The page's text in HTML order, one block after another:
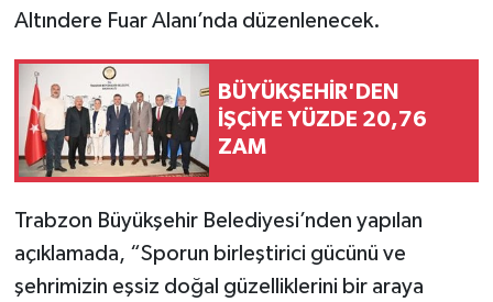
Altındere Fuar Alanı’nda düzenlenecek.
BÜYÜKŞEHİR'DEN
İŞÇİYE YÜZDE 20,76
ZAM
Trabzon Büyükşehir Belediyesi’nden yapılan
açıklamada, “Sporun birleştirici gücünü ve
şehrimizin eşsiz doğal güzelliklerini bir araya